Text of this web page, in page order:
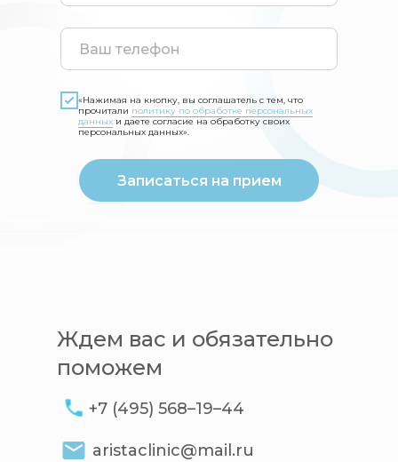
«Нажимая на кнопку, вы соглашатель с тем, что
прочитали политику по обработке персональных
данных и даете согласие на обработку своих
персональных данных».
Записаться на прием
aristaclinic@mail.ru
+7 (495) 568–19–44
Ждем вас и обязательно
поможем